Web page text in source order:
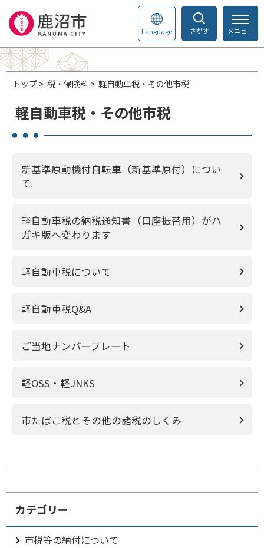
さがす
Language メニュー
トップ > 税・保険料 > 軽自動車税・その他市税
軽自動車税・その他市税
新基準原動機付自転車（新基準原付）につい
て
軽自動車税の納税通知書（口座振替用）がハ
ガキ版へ変わります
軽自動車税について
軽自動車税Q&A
ご当地ナンバープレート
軽OSS・軽JNKS
市たばこ税とその他の諸税のしくみ
カテゴリー
市税等の納付について